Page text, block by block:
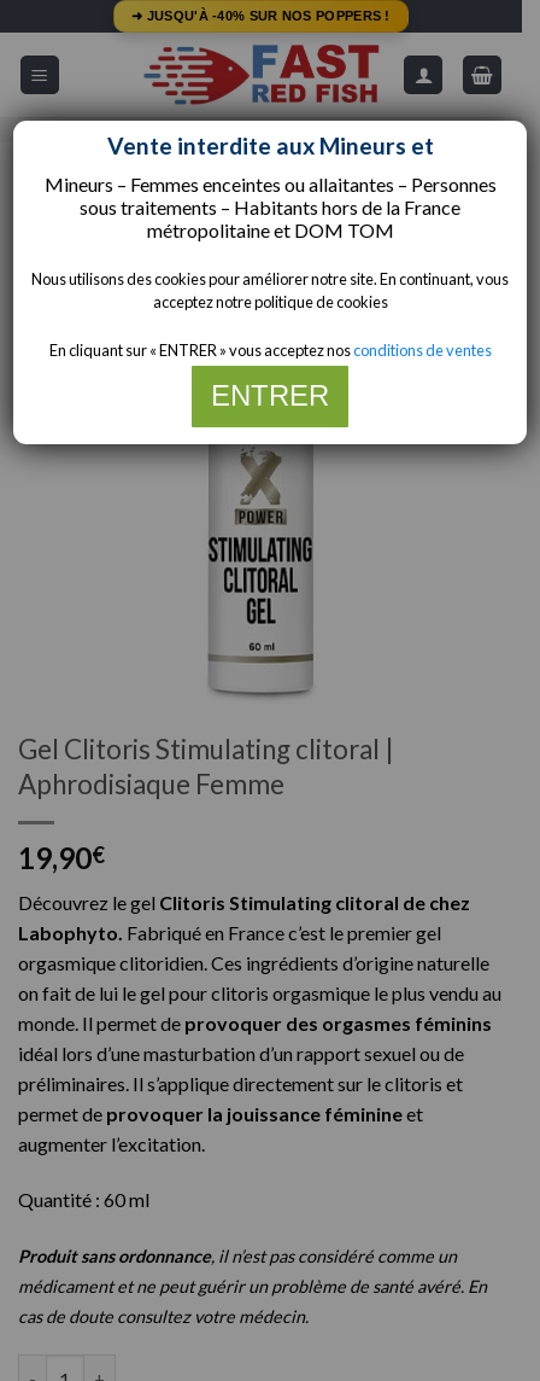
contenu
➜ JUSQU'À -40% SUR NOS POPPERS !
ACCUEIL / STIMULANT SEXUEL
Gel Clitoris Stimulating clitoral |
Aphrodisiaque Femme
19,90€
Découvrez le gel Clitoris Stimulating clitoral de chez
Labophyto. Fabriqué en France c’est le premier gel
orgasmique clitoridien. Ces ingrédients d’origine naturelle
on fait de lui le gel pour clitoris orgasmique le plus vendu au
monde. Il permet de provoquer des orgasmes féminins
idéal lors d’une masturbation d’un rapport sexuel ou de
préliminaires. Il s’applique directement sur le clitoris et
permet de provoquer la jouissance féminineet
augmenter l’excitation.
Quantité : 60 ml
Produit sans ordonnance, il n’est pas considéré comme un
médicament et ne peut guérir un problème de santé avéré. En
cas de doute consultez votre médecin.
Vente interdite aux Mineurs et
Mineurs – Femmes enceintes ou allaitantes – Personnes
sous traitements – Habitants hors de la France
métropolitaine et DOM TOM
Nous utilisons des cookies pour améliorer notre site. En continuant, vous
acceptez notre politique de cookies
En cliquant sur « ENTRER » vous acceptez nosconditions de ventes
Merci de votre compréhension
ENTRER